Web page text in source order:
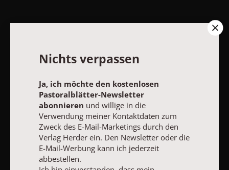
Pastoralblätter-Newsletter
abonnierenund willige in die Verwendung meiner Kontaktdaten
zum Zweck des E-Mail-Marketings durch den Verlag Herder ein.
Den Newsletter oder die E-Mail-Werbung kann ich jederzeit
abbestellen.
Ich bin einverstanden, dass mein personenbezogenes
Nutzungsverhalten in Newsletter und E-Mail-Werbung erfasst
und ausgewertet wird, um die Inhalte besser auf meine
Interessen auszurichten. Über einen Link in Newsletter oder E-
Mail kann ich diese Funktion jederzeit ausschalten.
Weiterführende Informationen finden Sie in unseren
Nichts verpassen
Ja, ich möchte den kostenlosen
Pastoralblätter-Newsletter
abonnieren und willige in die
Verwendung meiner Kontaktdaten zum
Zweck des E-Mail-Marketings durch den
Verlag Herder ein. Den Newsletter oder die
E-Mail-Werbung kann ich jederzeit
abbestellen.